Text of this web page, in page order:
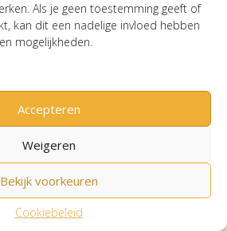
Als je geen toestemming geeft of
kan dit een nadelige invloed hebben
mogelijkheden.
Accepteren
Weigeren
Bekijk voorkeuren
Cookiebeleid
2026 - Proudly made by